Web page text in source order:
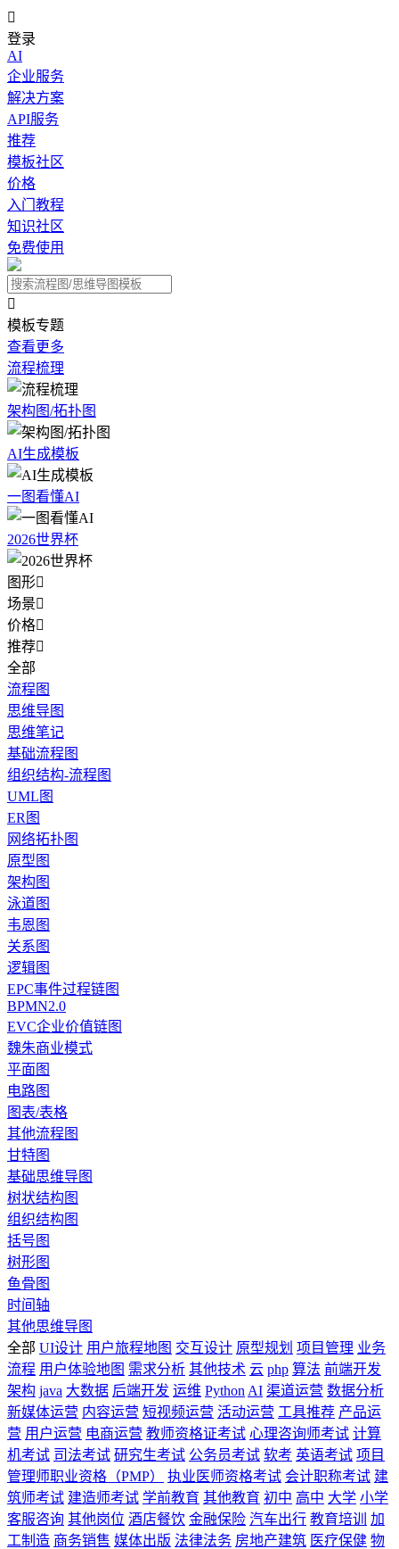

登录
AI
企业服务
解决方案
API服务
推荐
模板社区
价格
入门教程
知识社区
免费使用

模板专题
查看更多
流程梳理
架构图/拓扑图
AI生成模板
一图看懂AI
2026世界杯
图形
场景
价格
推荐
全部
流程图
思维导图
思维笔记
基础流程图
组织结构-流程图
UML图
ER图
网络拓扑图
原型图
架构图
泳道图
韦恩图
关系图
逻辑图
EPC事件过程链图
BPMN2.0
EVC企业价值链图
魏朱商业模式
平面图
电路图
图表/表格
其他流程图
甘特图
基础思维导图
树状结构图
组织结构图
括号图
树形图
鱼骨图
时间轴
其他思维导图
全部 UI设计 用户旅程地图 交互设计 原型规划 项目管理 业务
流程 用户体验地图 需求分析 其他技术 云 php 算法 前端开发
架构 java 大数据 后端开发 运维 Python AI 渠道运营 数据分析
新媒体运营 内容运营 短视频运营 活动运营 工具推荐 产品运
营 用户运营 电商运营 教师资格证考试 心理咨询师考试 计算
机考试 司法考试 研究生考试 公务员考试 软考 英语考试 项目
管理师职业资格（PMP）
执业医师资格考试 会计职称考试 建
筑师考试 建造师考试 学前教育 其他教育 初中 高中 大学 小学
客服咨询 其他岗位 酒店餐饮 金融保险 汽车出行 教育培训
加
工制造 商务销售 媒体出版 法律法务 房地产建筑 医疗保健 物